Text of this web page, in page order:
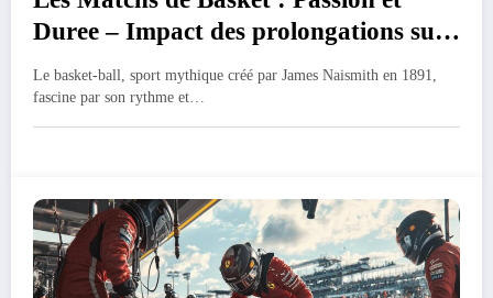
Duree – Impact des prolongations sur
les statistiques de victoire
Le basket-ball, sport mythique créé par James Naismith en 1891,
fascine par son rythme et…